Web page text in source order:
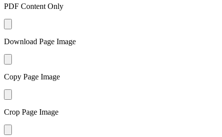
PDF Content Only
Download Page Image
Copy Page Image
Crop Page Image